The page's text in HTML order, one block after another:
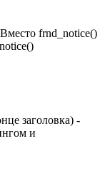
frnd_notice()
заголовка) -
и